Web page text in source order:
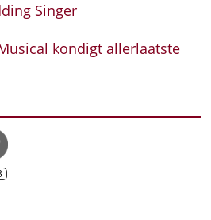
Singer
kondigt allerlaatste